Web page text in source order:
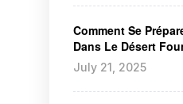
July 21, 2025
Comment Se
Dans Le Désert